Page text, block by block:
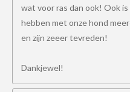
wat voor ras dan ook! Ook
hebben met onze hond
en zijn zeeer tevreden!
Dankjewel!